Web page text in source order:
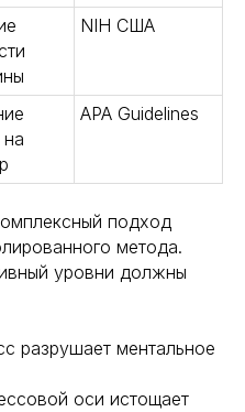
NIH США
APA Guidelines
подход
метода.
уровни должны
разрушает ментальное
оси истощает